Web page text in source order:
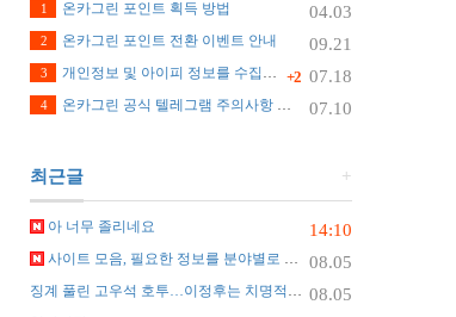
04.03
1 온카그린 포인트 획득 방법
09.21
2 온카그린 포인트 전환 이벤트 안내
+2 07.18
3 개인정보 및 아이피 정보를 수집하지 않습니다.
07.10
4 온카그린 공식 텔레그램 주의사항 안내
+
최근글
14:10
아 너무 졸리네요
08.05
사이트 모음, 필요한 정보를 분야별로 찾는 가장 쉬운 정리 방법
08.05
징계 풀린 고우석 호투…이정후는 치명적 실수